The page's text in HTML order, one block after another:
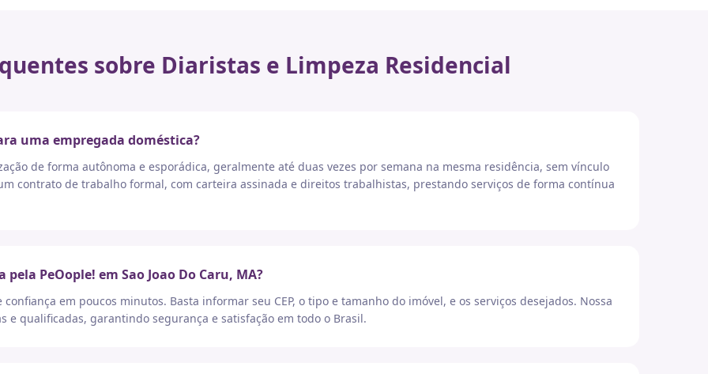
sobre Diaristas e Limpeza Residencial
uma empregada doméstica?
de forma autônoma e esporádica, geralmente até duas vezes por semana na mesma residência, sem vínculo
contrato de trabalho formal, com carteira assinada e direitos trabalhistas, prestando serviços de forma contínua
PeOople! em Sao Joao Do Caru, MA?
em poucos minutos. Basta informar seu CEP, o tipo e tamanho do imóvel, e os serviços desejados. Nossa
e qualificadas, garantindo segurança e satisfação em todo o Brasil.